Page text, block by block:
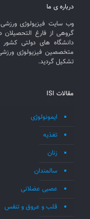
درباره ی ما
گروهی از فارغ
دانشگاه های دولتی
متخصصین فیزیولوژی
تشکیل گردید.
مقالات ISI
ایمونولوژی
تغذیه
زنان
سالمندان
عصبی عضلانی
قلب و عروق و تنفس